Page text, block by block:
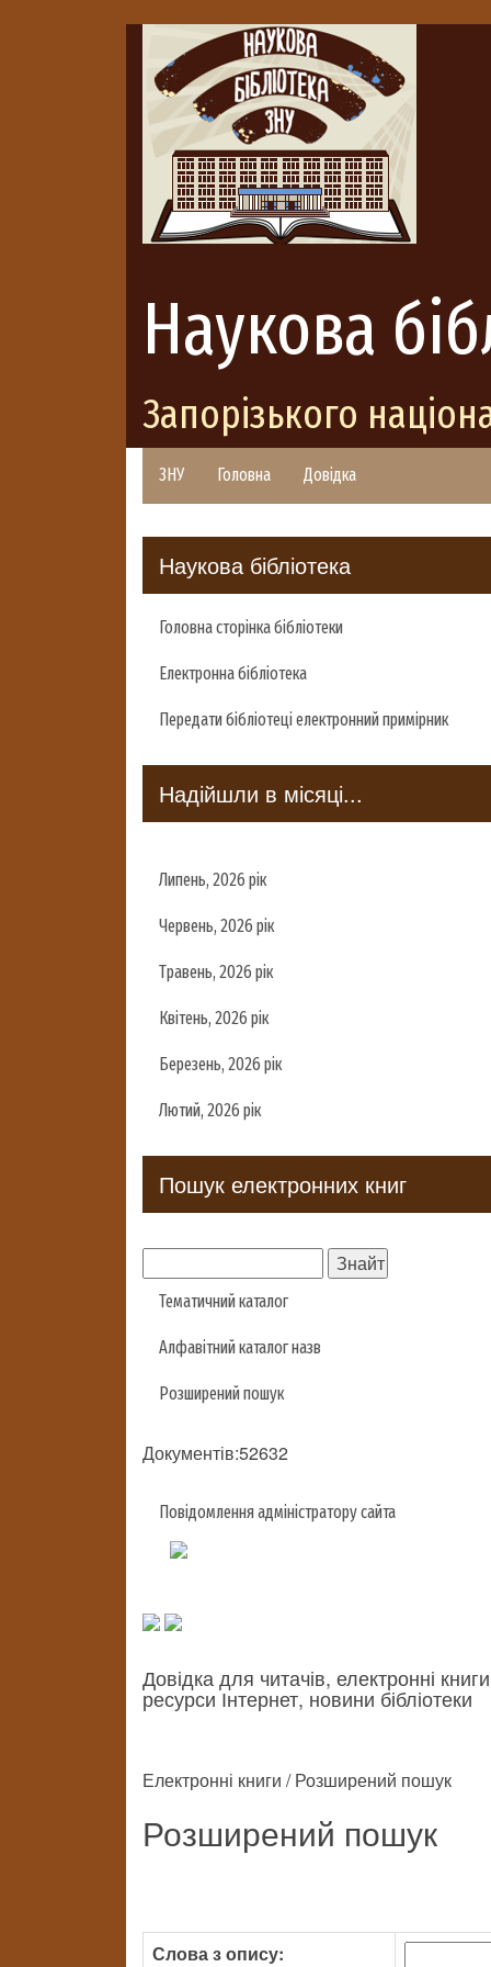
Наукова
Запорізького
ЗНУ Головна Довідка
Наукова бібліотека
Головна сторінка бібліотеки
Електронна бібліотека
Передати бібліотеці електронний примірник
Надійшли в місяці...
Липень, 2026 рік
Червень, 2026 рік
Травень, 2026 рік
Квітень, 2026 рік
Березень, 2026 рік
Лютий, 2026 рік
Пошук електронних книг
Тематичний каталог
Алфавітний каталог назв
Розширений пошук
Документів:52632
Повідомлення адміністратору сайта
Довідка для читачів, електронні
ресурси Інтернет, новини бібліотеки
Електронні книги / Розширений пошук
Розширений пошук
Слова з опису: